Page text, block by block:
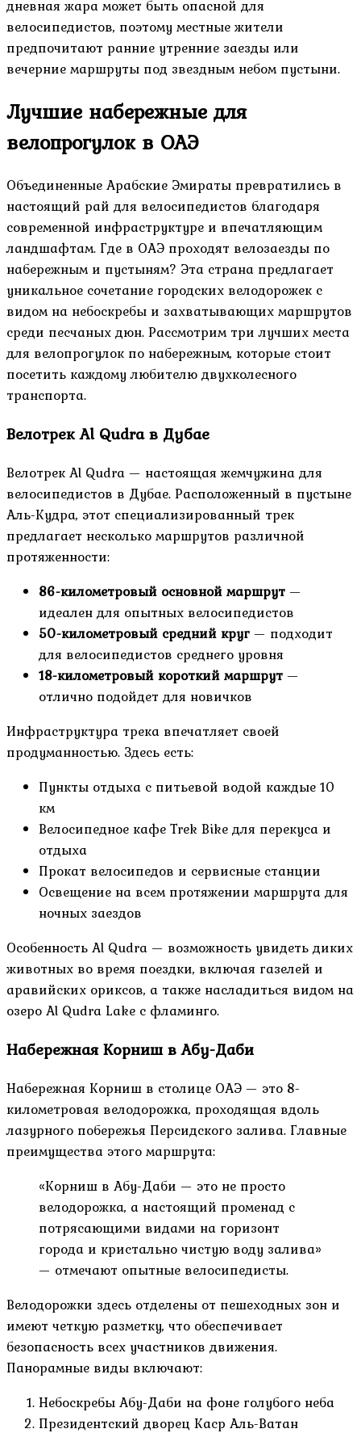
дневная жара может быть опасной для
велосипедистов, поэтому местные жители
предпочитают ранние утренние заезды или
вечерние маршруты под звездным небом пустыни.
Лучшие набережные для
велопрогулок в ОАЭ
Объединенные Арабские Эмираты превратились в
настоящий рай для велосипедистов благодаря
современной инфраструктуре и впечатляющим
ландшафтам. Где в ОАЭ проходят велозаезды по
набережным и пустыням? Эта страна предлагает
уникальное сочетание городских велодорожек с
видом на небоскребы и захватывающих маршрутов
среди песчаных дюн. Рассмотрим три лучших места
для велопрогулок по набережным, которые стоит
посетить каждому любителю двухколесного
транспорта.
Велотрек Al Qudra в Дубае
Велотрек Al Qudra — настоящая жемчужина для
велосипедистов в Дубае. Расположенный в пустыне
Аль-Кудра, этот специализированный трек
предлагает несколько маршрутов различной
протяженности:
86-километровый основной маршрут —
идеален для опытных велосипедистов
50-километровый средний круг — подходит
для велосипедистов среднего уровня
18-километровый короткий маршрут —
отлично подойдет для новичков
Инфраструктура трека впечатляет своей
продуманностью. Здесь есть:
Пункты отдыха с питьевой водой каждые 10
км
Велосипедное кафе Trek Bike для перекуса и
отдыха
Прокат велосипедов и сервисные станции
Освещение на всем протяжении маршрута для
ночных заездов
Особенность Al Qudra — возможность увидеть диких
животных во время поездки, включая газелей и
аравийских ориксов, а также насладиться видом на
озеро Al Qudra Lake с фламинго.
Набережная Корниш в Абу-Даби
Набережная Корниш в столице ОАЭ — это 8-
километровая велодорожка, проходящая вдоль
лазурного побережья Персидского залива. Главные
преимущества этого маршрута:
«Корниш в Абу-Даби — это не просто
велодорожка, а настоящий променад с
потрясающими видами на горизонт
города и кристально чистую воду залива»
— отмечают опытные велосипедисты.
Велодорожки здесь отделены от пешеходных зон и
имеют четкую разметку, что обеспечивает
безопасность всех участников движения.
Панорамные виды включают:
Небоскребы Абу-Даби на фоне голубого неба
Президентский дворец Каср Аль-Ватан